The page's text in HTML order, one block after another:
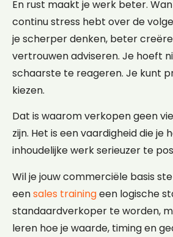
En rust maakt je werk beter.
continu stress hebt over de
je scherper denken, beter
vertrouwen adviseren. Je hoeft
schaarste te reageren. Je kunt
kiezen.
Dat is waarom verkopen geen
zijn. Het is een vaardigheid die je
inhoudelijke werk serieuzer te
Wil je jouw commerciële basis
eensales trainingeen logische
standaardverkoper te worden,
leren hoe je waarde, timing en